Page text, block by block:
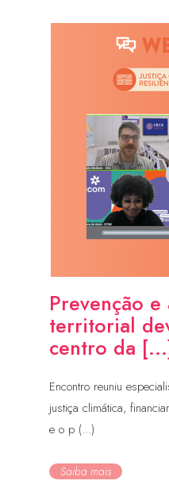
Prevenção e
territorial
centro da
Encontro reuniu
justiça climática,
e o p (...)
Saiba mais